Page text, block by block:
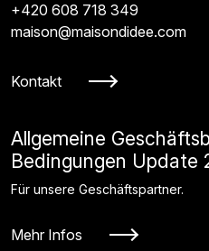
+420 608 718 349
maison@maisondidee.com
Kontakt
Allgemeine
Bedingungen Update
Für unsere Geschäftspartner.
Mehr Infos